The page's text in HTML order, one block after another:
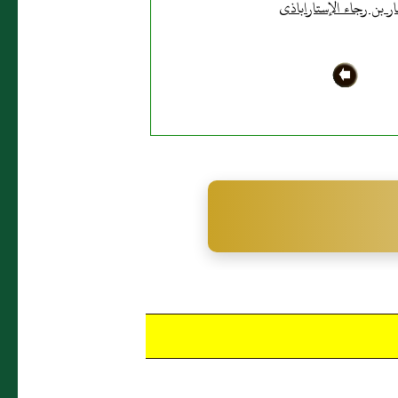
بن رجاء الإستاراباذى